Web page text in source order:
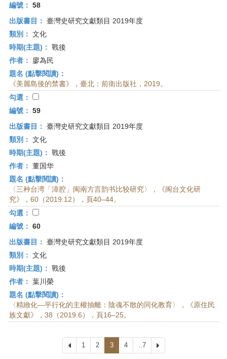
編號： 58
出版書目： 臺灣史研究文獻類目 2019年度
類別： 文化
時期(主題)： 戰後
作者：
廖為民
題名 (點擊閱讀)：
《美麗島後的禁書》，臺北：前衛出版社，2019。
勾選：
編號： 59
出版書目： 臺灣史研究文獻類目 2019年度
類別： 文化
時期(主題)： 戰後
作者： 董国华
題名 (點擊閱讀)：
〈三种台湾「漳腔」闽南方言韵书比较研究〉，《闽台文化研
究》，60（2019.12），頁40–44。
勾選：
編號： 60
出版書目： 臺灣史研究文獻類目 2019年度
類別： 文化
時期(主題)： 戰後
作者： 葉川榮
題名 (點擊閱讀)：
〈精緻化—平行化的主權抽離：陰魂不散的同化教育〉，《原住民
族文獻》，38（2019.6），頁16–25。
上
一
1 2 3 4 ..7
下
一